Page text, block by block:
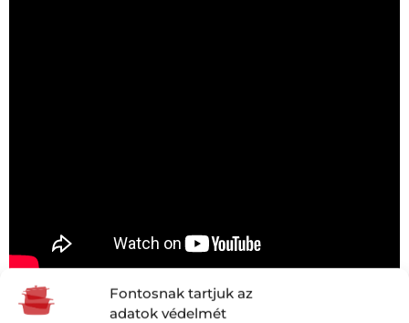
Fontosnak tartjuk az
adatok védelmét
STAUB COCOTTES EDÉNY HASZNÁLATBA VÉTELE